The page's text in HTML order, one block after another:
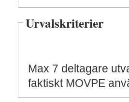
Urvalskriterier
Max 7 deltagare
faktiskt MOVPE